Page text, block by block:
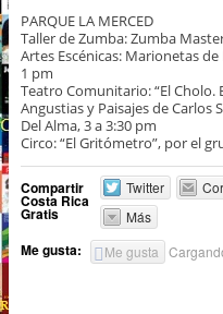
PARQUE LA MERCED
Taller de Zumba: Zumba
Artes Escénicas: Marionetas
1 pm
Teatro Comunitario: “El Cholo.
Angustias y Paisajes de Carlos
Del Alma, 3 a 3:30 pm
Circo: “El Gritómetro”, por el
Compartir
Costa Rica
Gratis
Twitter
Más
Me gusta: Me gusta